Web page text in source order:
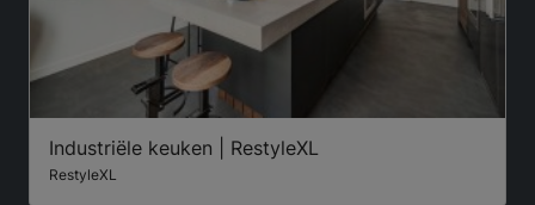
Industriële keuken | RestyleXL
RestyleXL